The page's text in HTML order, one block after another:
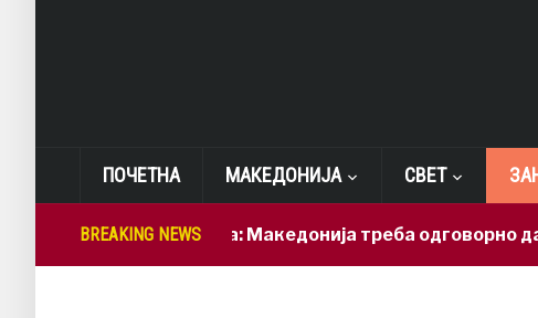
ПОЧЕТНА МАКЕДОНИЈА СВЕТ
BREAKING NEWS
Лепиткова: Македонија треба одговорно да ги